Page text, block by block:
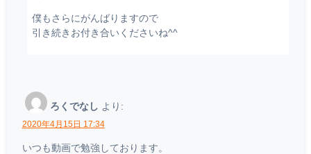
僕もさらにがんばりますので
引き続きお付き合いくださいね^^
ろくでなし より:
2020年4月15日 17:34
いつも動画で勉強しております。